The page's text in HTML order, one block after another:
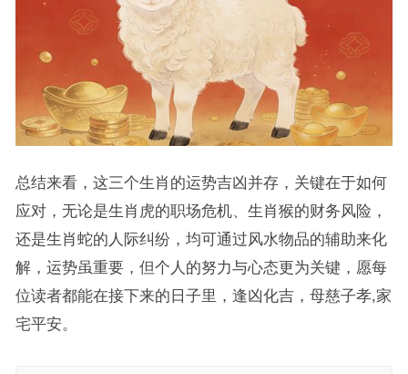
总结来看，这三个生肖的运势吉凶并存，关键在于如何
应对，无论是生肖虎的职场危机、生肖猴的财务风险，
还是生肖蛇的人际纠纷，均可通过风水物品的辅助来化
解，运势虽重要，但个人的努力与心态更为关键，愿每
位读者都能在接下来的日子里，逢凶化吉，母慈子孝,家
宅平安。